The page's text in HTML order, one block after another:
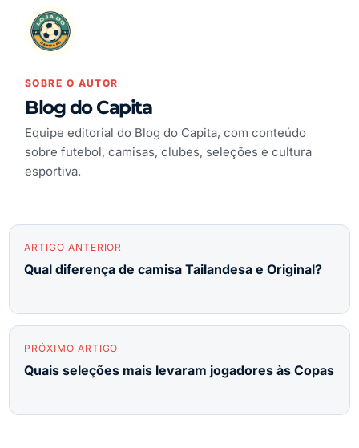
SOBRE O AUTOR
Blog do Capita
Equipe editorial do Blog do Capita, com conteúdo
sobre futebol, camisas, clubes, seleções e cultura
esportiva.
ARTIGO ANTERIOR
Qual diferença de camisa Tailandesa e Original?
PRÓXIMO ARTIGO
Quais seleções mais levaram jogadores às Copas